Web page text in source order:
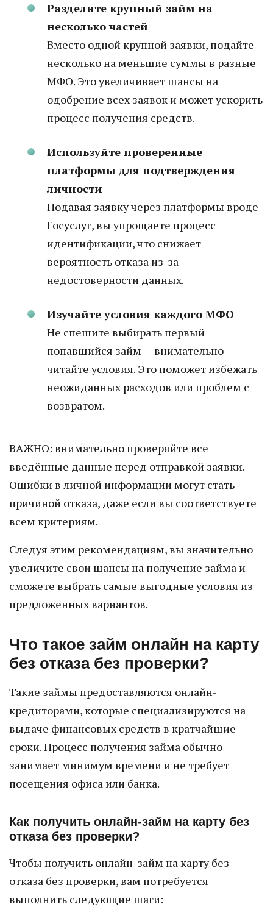
Разделите крупный займ на
несколько частей
Вместо одной крупной заявки, подайте
несколько на меньшие суммы в разные
МФО. Это увеличивает шансы на
одобрение всех заявок и может ускорить
процесс получения средств.
Используйте проверенные
платформы для подтверждения
личности
Подавая заявку через платформы вроде
Госуслуг, вы упрощаете процесс
идентификации, что снижает
вероятность отказа из-за
недостоверности данных.
Изучайте условия каждого МФО
Не спешите выбирать первый
попавшийся займ — внимательно
читайте условия. Это поможет избежать
неожиданных расходов или проблем с
возвратом.
ВАЖНО: внимательно проверяйте все
введённые данные перед отправкой заявки.
Ошибки в личной информации могут стать
причиной отказа, даже если вы соответствуете
всем критериям.
Следуя этим рекомендациям, вы значительно
увеличите свои шансы на получение займа и
сможете выбрать самые выгодные условия из
предложенных вариантов.
Что такое займ онлайн на карту
без отказа без проверки?
Такие займы предоставляются онлайн-
кредиторами, которые специализируются на
выдаче финансовых средств в кратчайшие
сроки. Процесс получения займа обычно
занимает минимум времени и не требует
посещения офиса или банка.
Как получить онлайн-займ на карту без
отказа без проверки?
Чтобы получить онлайн-займ на карту без
отказа без проверки, вам потребуется
выполнить следующие шаги: